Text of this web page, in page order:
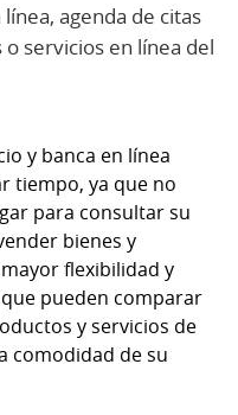
agenda de citas
servicios en línea del
y banca en línea
tiempo, ya que no
para consultar su
bienes y
flexibilidad y
pueden comparar
y servicios de
comodidad de su